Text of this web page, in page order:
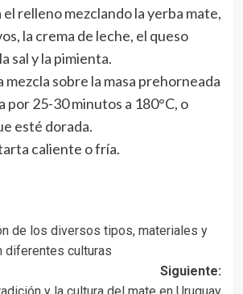
el relleno mezclando la yerba mate,
la crema de leche, el queso
sal y la pimienta.
mezcla sobre la masa prehorneada
por 25-30 minutos a 180°C, o
esté dorada.
caliente o fría.
de los diversos tipos, materiales y
diferentes culturas
Siguiente: